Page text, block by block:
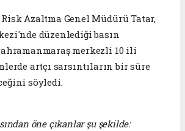
Risk Azaltma Genel Müdürü Tatar,
düzenlediği basın
merkezli 10 ili
artçı sarsıntıların bir süre
söyledi.
öne çıkanlar şu şekilde: